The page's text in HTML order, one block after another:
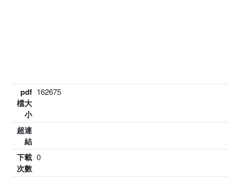
pdf
檔大
小
162675
超連
結
下載
次數
0